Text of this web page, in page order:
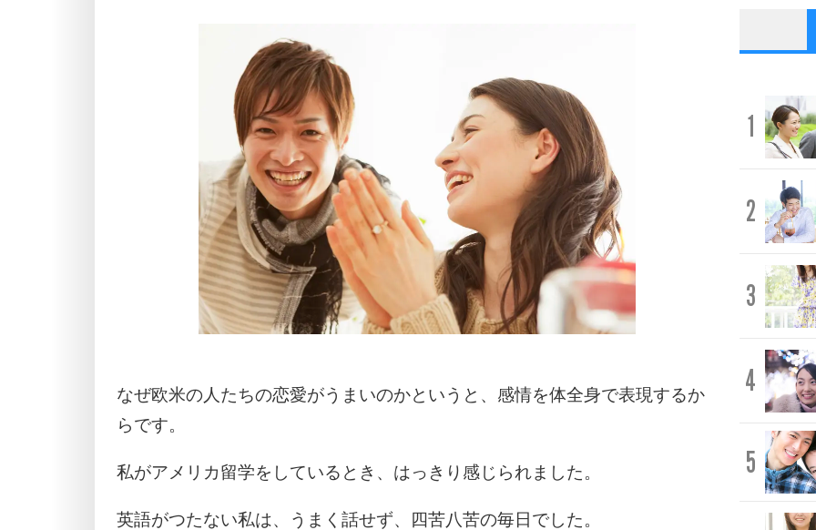
なぜ欧米の人たちの恋愛がうまいのかというと、感情を体全身で表現するか
らです。
私がアメリカ留学をしているとき、はっきり感じられました。
英語がつたない私は、うまく話せず、四苦八苦の毎日でした。
1
2
3
4
5